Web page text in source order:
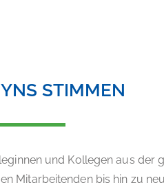
STIMMEN
und Kollegen aus der
Mitarbeitenden bis hin zu